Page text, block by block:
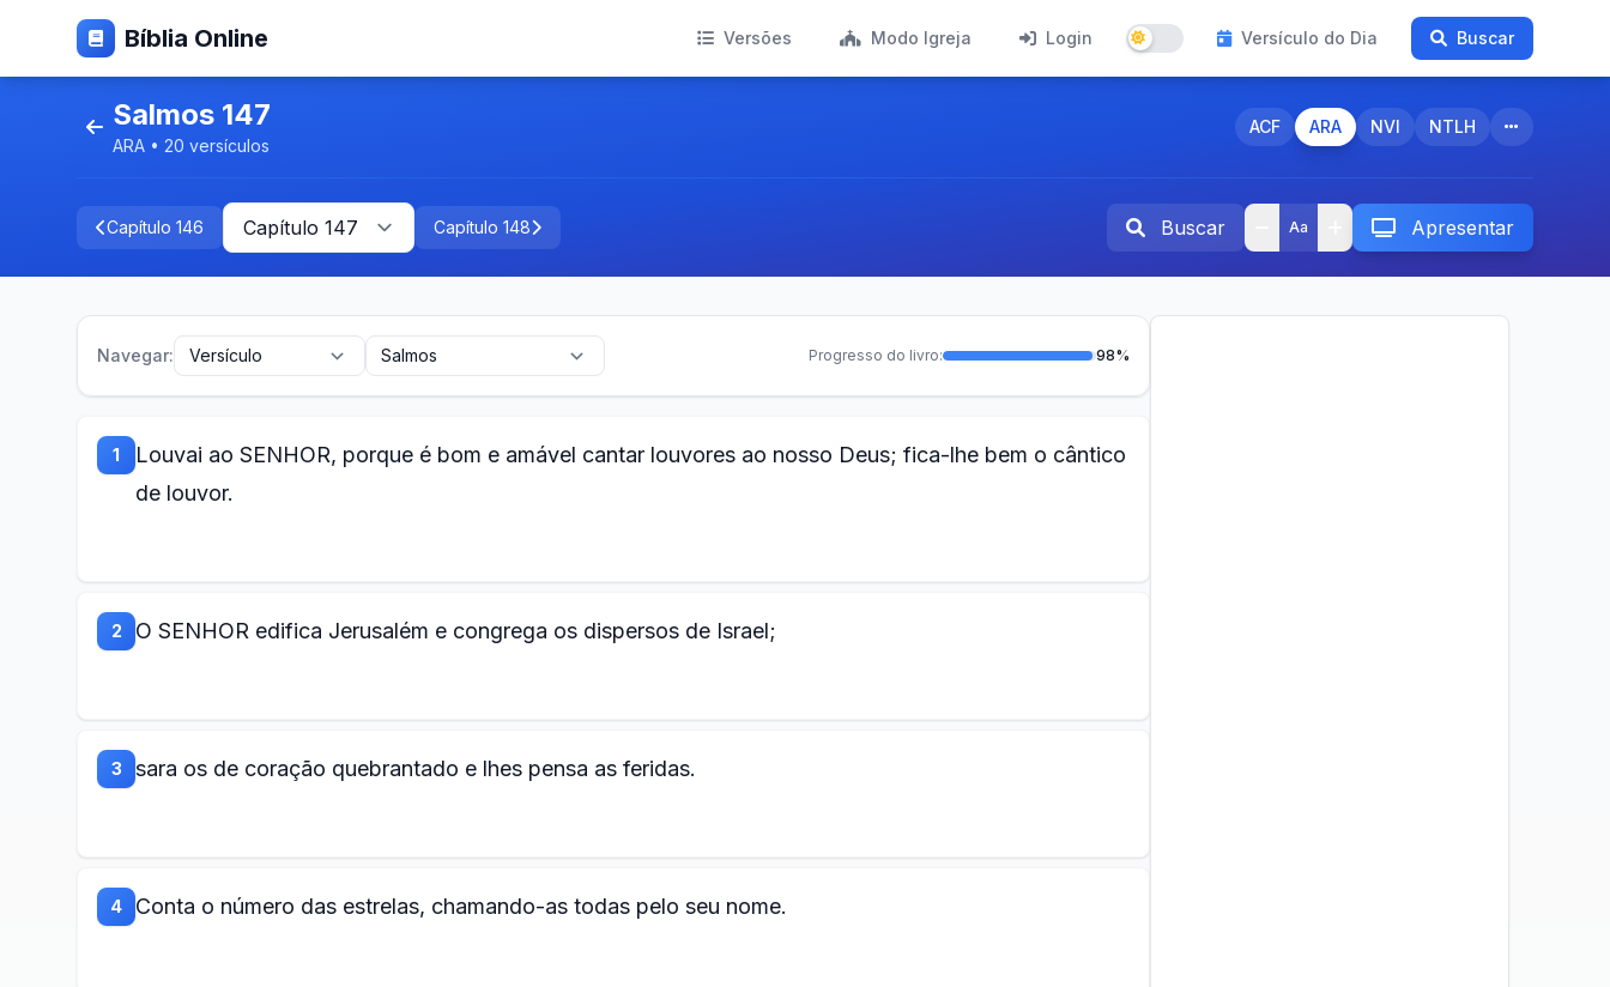
Bíblia Online Versões Modo Igreja Login Versículo do Dia Buscar
Salmos 147
ARA • 20 versículos
ACF ARA NVI NTLH
Capítulo 146 Capítulo 148 Buscar Aa Apresentar
Navegar: Progresso do livro: 98%
1
Louvai ao SENHOR, porque é bom e amável cantar louvores ao nosso Deus; fica-lhe bem o cântico
de louvor.
2 O SENHOR edifica Jerusalém e congrega os dispersos de Israel;
3 sara os de coração quebrantado e lhes pensa as feridas.
4 Conta o número das estrelas, chamando-as todas pelo seu nome.